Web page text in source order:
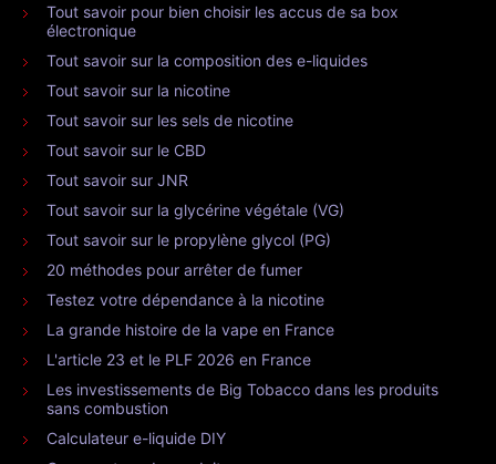
Tout savoir pour bien choisir les accus de sa box
électronique
Tout savoir sur la composition des e-liquides
Tout savoir sur la nicotine
Tout savoir sur les sels de nicotine
Tout savoir sur le CBD
Tout savoir sur JNR
Tout savoir sur la glycérine végétale (VG)
Tout savoir sur le propylène glycol (PG)
20 méthodes pour arrêter de fumer
Testez votre dépendance à la nicotine
La grande histoire de la vape en France
L'article 23 et le PLF 2026 en France
Les investissements de Big Tobacco dans les produits
sans combustion
Calculateur e-liquide DIY